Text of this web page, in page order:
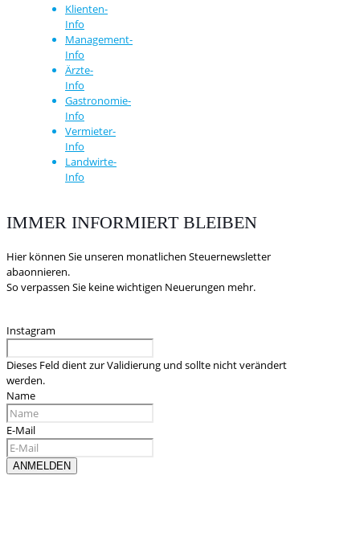
Klienten-
Info
Management-
Info
Ärzte-
Info
Gastronomie-
Info
Vermieter-
Info
Landwirte-
Info
IMMER INFORMIERT BLEIBEN
Hier können Sie unseren monatlichen Steuernewsletter
abaonnieren.
So verpassen Sie keine wichtigen Neuerungen mehr.
Instagram
Dieses Feld dient zur Validierung und sollte nicht verändert
werden.
Name
E-Mail